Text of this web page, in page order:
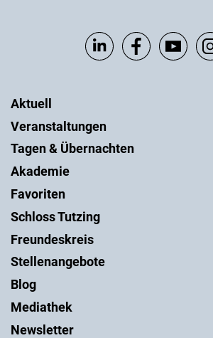
Aktuell
Veranstaltungen
Tagen & Übernachten
Akademie
Favoriten
Schloss Tutzing
Freundeskreis
Stellenangebote
Blog
Mediathek
Newsletter